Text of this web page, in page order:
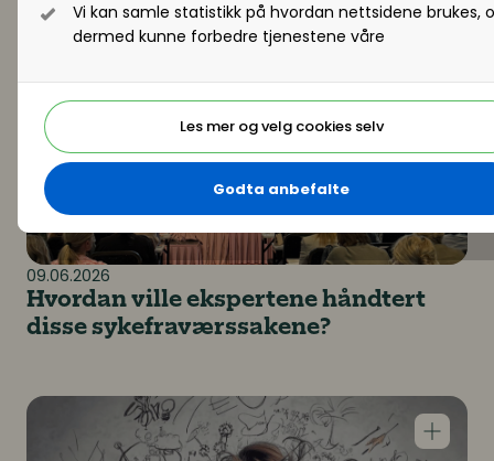
Vi kan samle statistikk på hvordan nettsidene brukes,
dermed kunne forbedre tjenestene våre
Les mer og velg cookies selv
Godta anbefalte
09.06.2026
Hvordan ville ekspertene håndtert
disse sykefraværssakene?
Hvordan ville ekspertene håndtert disse
Kognitiv gjeld i AI-alderen: Hvordan kunstig